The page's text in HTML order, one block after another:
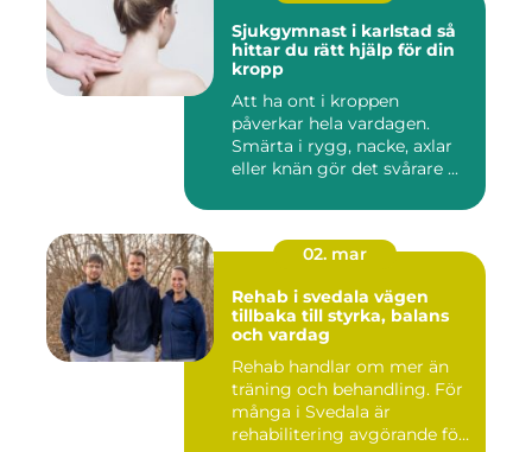
Sjukgymnast i karlstad så
hittar du rätt hjälp för din
kropp
Att ha ont i kroppen
påverkar hela vardagen.
Smärta i rygg, nacke, axlar
eller knän gör det svårare ...
02. mar
Rehab i svedala vägen
tillbaka till styrka, balans
och vardag
Rehab handlar om mer än
träning och behandling. För
många i Svedala är
rehabilitering avgörande för